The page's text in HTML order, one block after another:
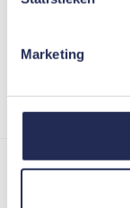
Marketing
M. V.